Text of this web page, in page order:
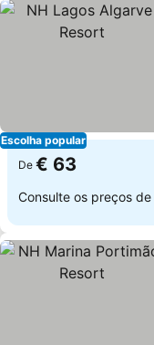
Escolha popular
De € 63
Consulte os preços de